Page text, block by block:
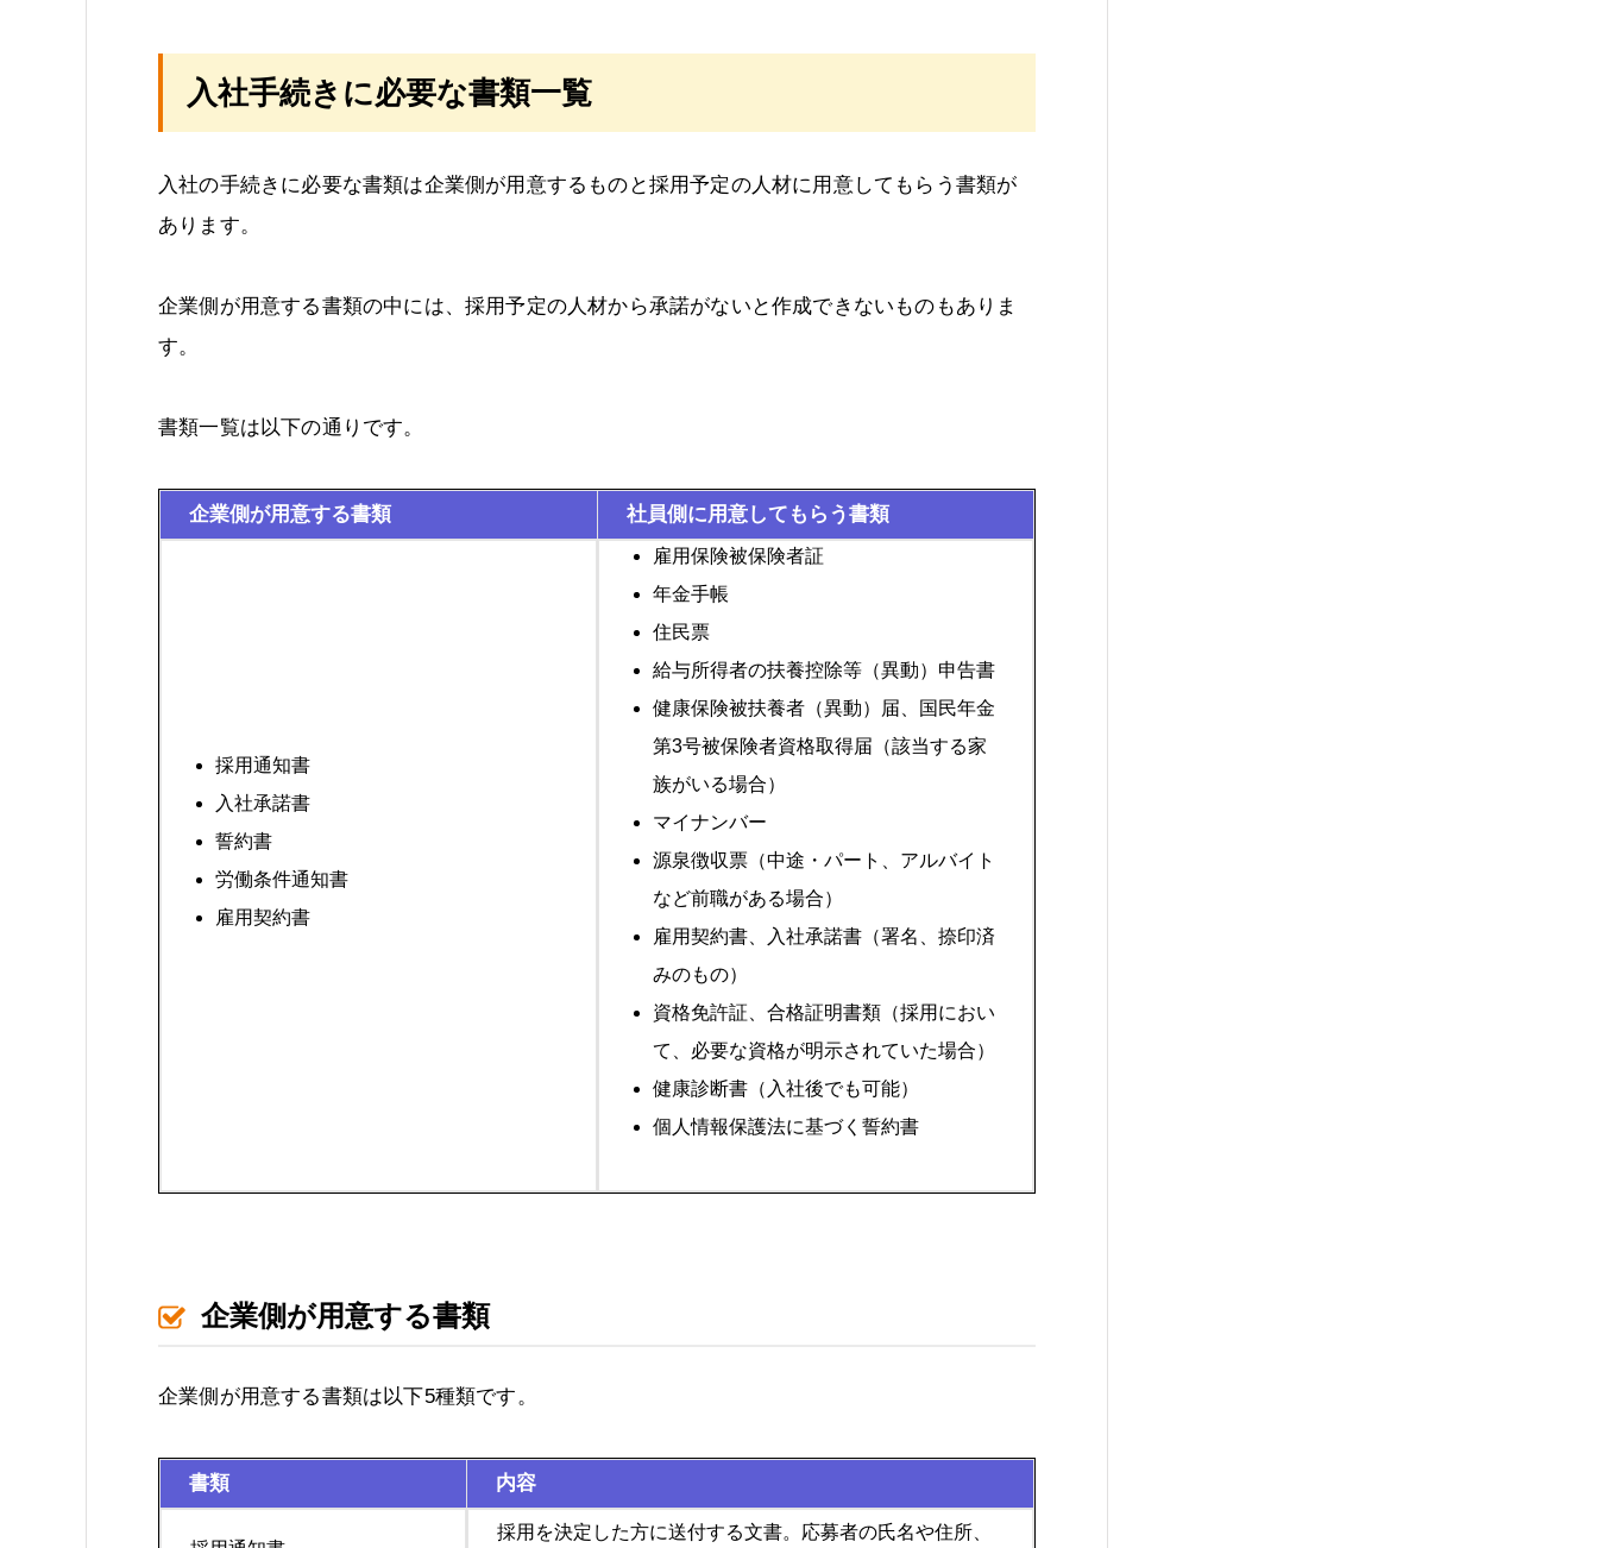
入社手続きに必要な書類一覧
入社の手続きに必要な書類は企業側が用意するものと採用予定の人材に用意してもらう書類が
あります。
企業側が用意する書類の中には、採用予定の人材から承諾がないと作成できないものもありま
す。
書類一覧は以下の通りです。
企業側が用意する書類 社員側に用意してもらう書類
採用通知書
入社承諾書
誓約書
労働条件通知書
雇用契約書
雇用保険被保険者証
年金手帳
住民票
給与所得者の扶養控除等（異動）申告書
健康保険被扶養者（異動）届、国民年金
第3号被保険者資格取得届（該当する家
族がいる場合）
マイナンバー
源泉徴収票（中途・パート、アルバイト
など前職がある場合）
雇用契約書、入社承諾書（署名、捺印済
みのもの）
資格免許証、合格証明書類（採用におい
て、必要な資格が明示されていた場合）
健康診断書（入社後でも可能）
個人情報保護法に基づく誓約書
企業側が用意する書類
企業側が用意する書類は以下5種類です。
書類 内容
採用を決定した方に送付する文書。応募者の氏名や住所、